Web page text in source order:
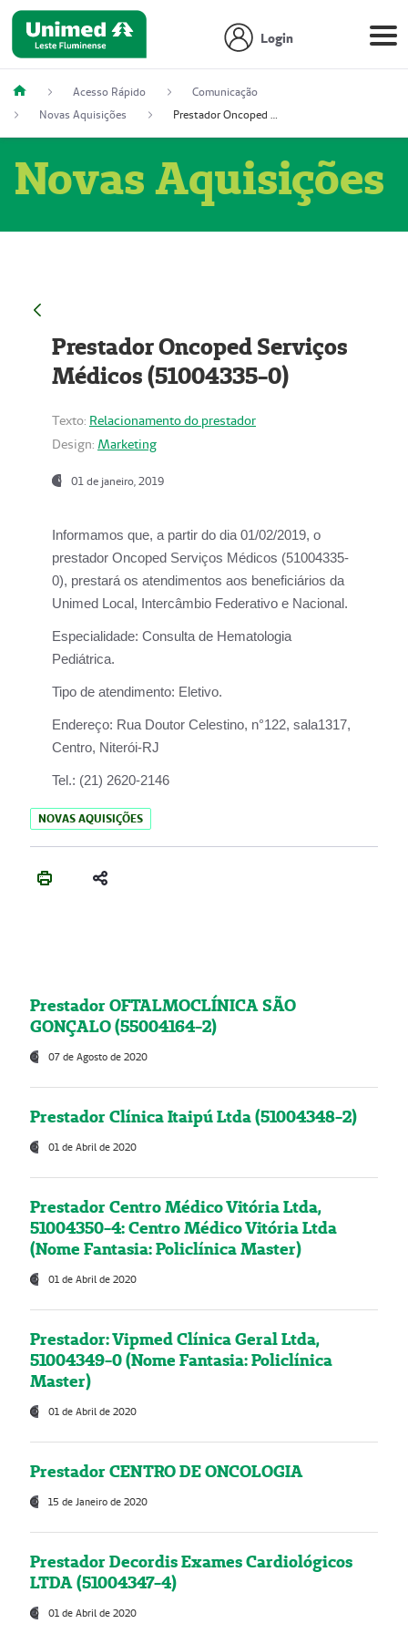
Login
Acesso Rápido
Comunicação
Novas Aquisições
Prestador Oncoped Serviços Médicos (51004335-0)
Novas Aquisições
Prestador Oncoped Serviços
Médicos (51004335-0)
Texto: Relacionamento do prestador
Design: Marketing
01 de janeiro, 2019
Informamos que, a partir do dia 01/02/2019, o
prestador Oncoped Serviços Médicos (51004335-
0), prestará os atendimentos aos beneficiários da
Unimed Local, Intercâmbio Federativo e Nacional.
Especialidade: Consulta de Hematologia
Pediátrica.
Tipo de atendimento: Eletivo.
Endereço: Rua Doutor Celestino, n°122, sala1317,
Centro, Niterói-RJ
Tel.: (21) 2620-2146
NOVAS AQUISIÇÕES
Prestador OFTALMOCLÍNICA SÃO
GONÇALO (55004164-2)
07 de Agosto de 2020
Prestador Clínica Itaipú Ltda (51004348-2)
01 de Abril de 2020
Prestador Centro Médico Vitória Ltda,
51004350-4: Centro Médico Vitória Ltda
(Nome Fantasia: Policlínica Master)
01 de Abril de 2020
Prestador: Vipmed Clínica Geral Ltda,
51004349-0 (Nome Fantasia: Policlínica
Master)
01 de Abril de 2020
Prestador CENTRO DE ONCOLOGIA
15 de Janeiro de 2020
Prestador Decordis Exames Cardiológicos
LTDA (51004347-4)
01 de Abril de 2020